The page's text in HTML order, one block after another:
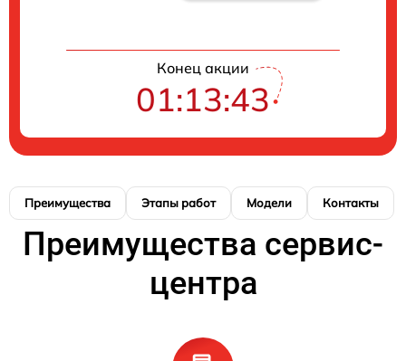
Конец акции
01:13:42
Преимущества Этапы работ Модели Контакты
Преимущества сервис-
центра